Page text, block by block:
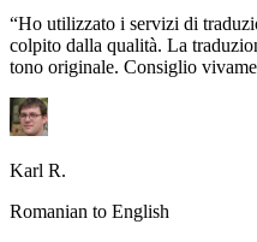
“Ho utilizzato i servizi di
colpito dalla qualità. La
tono originale. Consiglio
Karl R.
Romanian to English